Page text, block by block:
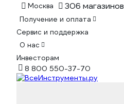
Москва 306 магазинов
Получение и оплата
Сервис и поддержка
О нас
Инвесторам
8 800 550-37-70